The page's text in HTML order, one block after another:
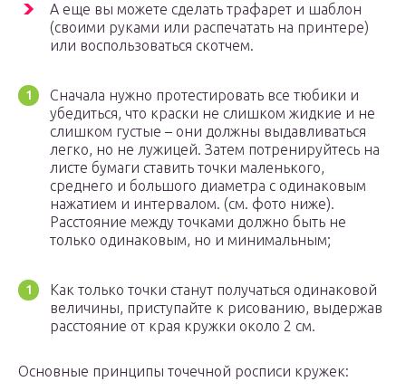
А еще вы можете сделать трафарет и шаблон
(своими руками или распечатать на принтере)
или воспользоваться скотчем.
Сначала нужно протестировать все тюбики и
убедиться, что краски не слишком жидкие и не
слишком густые – они должны выдавливаться
легко, но не лужицей. Затем потренируйтесь на
листе бумаги ставить точки маленького,
среднего и большого диаметра с одинаковым
нажатием и интервалом. (см. фото ниже).
Расстояние между точками должно быть не
только одинаковым, но и минимальным;
Как только точки станут получаться одинаковой
величины, приступайте к рисованию, выдержав
расстояние от края кружки около 2 см.
Основные принципы точечной росписи кружек: